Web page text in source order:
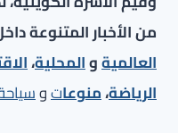
من الأخبار المتنوعة
العالميةوالمحلية،
الرياضة،منوعاتو